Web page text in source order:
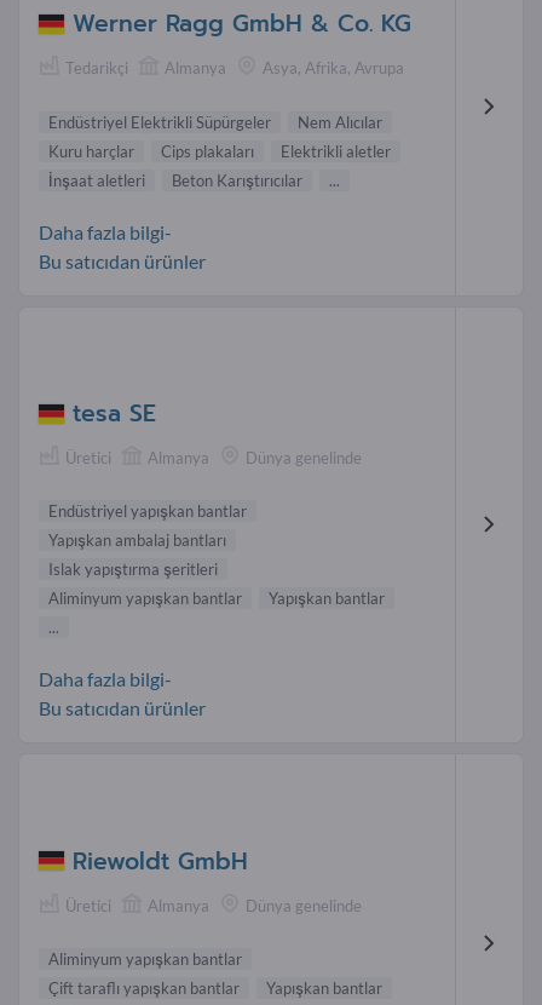
Werner Ragg GmbH & Co. KG
Tedarikçi Almanya Asya, Afrika, Avrupa
Endüstriyel Elektrikli Süpürgeler
Nem Alıcılar
Kuru harçlar
Cips plakaları
Elektrikli aletler
İnşaat aletleri
Beton Karıştırıcılar ...
Daha fazla bilgi-
Bu satıcıdan ürünler
tesa SE
Üretici Almanya Dünya genelinde
Endüstriyel yapışkan bantlar
Yapışkan ambalaj bantları
Islak yapıştırma şeritleri
Aliminyum yapışkan bantlar
Yapışkan bantlar
...
Daha fazla bilgi-
Bu satıcıdan ürünler
Riewoldt GmbH
Üretici Almanya Dünya genelinde
Aliminyum yapışkan bantlar
Çift taraflı yapışkan bantlar
Yapışkan bantlar